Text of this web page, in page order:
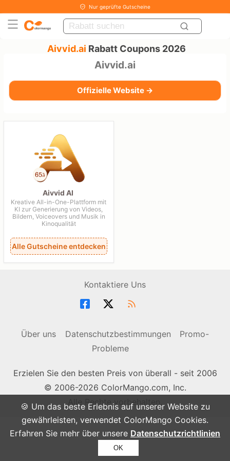
🍪 Um das beste Erlebnis auf unserer Website zu
gewährleisten, verwendet ColorMango Cookies.
Erfahren Sie mehr über unsere Datenschutzrichtlinien
OK
Nur geprüfte Gutscheine
Aivvid.ai Rabatt Coupons 2026
Aivvid.ai
Offizielle Website →
Aivvid AI
Kreative All-in-One-Plattform mit
KI zur Generierung von Videos,
Bildern, Voiceovers und Musik in
Kinoqualität
Alle Gutscheine entdecken
Kontaktiere Uns
Über uns Datenschutzbestimmungen
Promo-
Probleme
Erzielen Sie den besten Preis von überall - seit 2006
© 2006-2026 ColorMango.com, Inc.
Alle Rechte vorbehalten.